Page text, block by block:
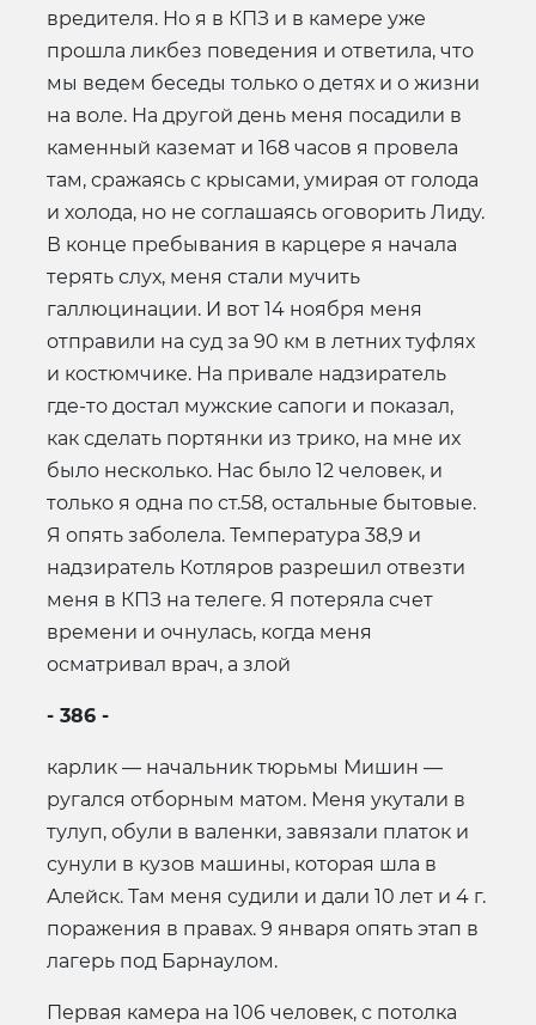
вредителя. Но я в КПЗ и в камере уже
прошла ликбез поведения и ответила, что
мы ведем беседы только о детях и о жизни
на воле. На другой день меня посадили в
каменный каземат и 168 часов я провела
там, сражаясь с крысами, умирая от голода
и холода, но не соглашаясь оговорить Лиду.
В конце пребывания в карцере я начала
терять слух, меня стали мучить
галлюцинации. И вот 14 ноября меня
отправили на суд за 90 км в летних туфлях
и костюмчике. На привале надзиратель
где-то достал мужские сапоги и показал,
как сделать портянки из трико, на мне их
было несколько. Нас было 12 человек, и
только я одна по ст.58, остальные бытовые.
Я опять заболела. Температура 38,9 и
надзиратель Котляров разрешил отвезти
меня в КПЗ на телеге. Я потеряла счет
времени и очнулась, когда меня
осматривал врач, а злой
- 386 -
карлик — начальник тюрьмы Мишин —
ругался отборным матом. Меня укутали в
тулуп, обули в валенки, завязали платок и
сунули в кузов машины, которая шла в
Алейск. Там меня судили и дали 10 лет и 4 г.
поражения в правах. 9 января опять этап в
лагерь под Барнаулом.
Первая камера на 106 человек, с потолка